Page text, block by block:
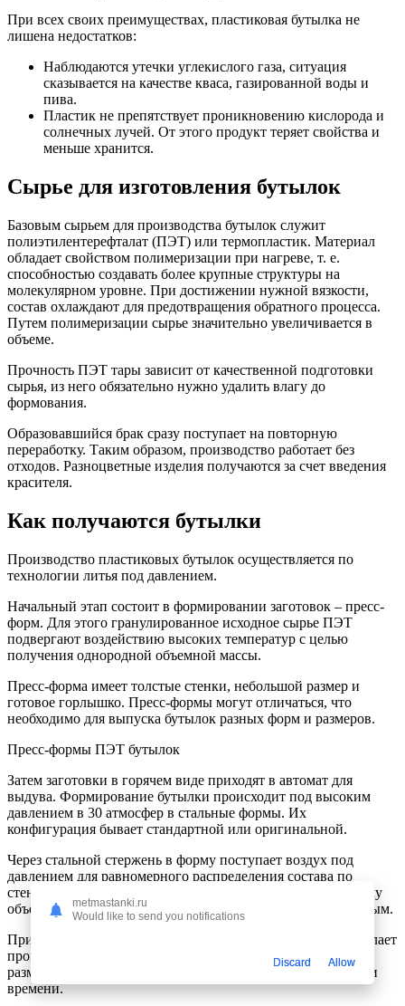
При всех своих преимуществах, пластиковая бутылка не
лишена недостатков:
Наблюдаются утечки углекислого газа, ситуация
сказывается на качестве кваса, газированной воды и
пива.
Пластик не препятствует проникновению кислорода и
солнечных лучей. От этого продукт теряет свойства и
меньше хранится.
Сырье для изготовления бутылок
Базовым сырьем для производства бутылок служит
полиэтилентерефталат (ПЭТ) или термопластик. Материал
обладает свойством полимеризации при нагреве, т. е.
способностью создавать более крупные структуры на
молекулярном уровне. При достижении нужной вязкости,
состав охлаждают для предотвращения обратного процесса.
Путем полимеризации сырье значительно увеличивается в
объеме.
Прочность ПЭТ тары зависит от качественной подготовки
сырья, из него обязательно нужно удалить влагу до
формования.
Образовавшийся брак сразу поступает на повторную
переработку. Таким образом, производство работает без
отходов. Разноцветные изделия получаются за счет введения
красителя.
Как получаются бутылки
Производство пластиковых бутылок осуществляется по
технологии литья под давлением.
Начальный этап состоит в формировании заготовок – пресс-
форм. Для этого гранулированное исходное сырье ПЭТ
подвергают воздействию высоких температур с целью
получения однородной объемной массы.
Пресс-форма имеет толстые стенки, небольшой размер и
готовое горлышко. Пресс-формы могут отличаться, что
необходимо для выпуска бутылок разных форм и размеров.
Пресс-формы ПЭТ бутылок
Затем заготовки в горячем виде приходят в автомат для
выдува. Формирование бутылки происходит под высоким
давлением в 30 атмосфер в стальные формы. Их
конфигурация бывает стандартной или оригинальной.
Через стальной стержень в форму поступает воздух под
давлением для равномерного распределения состава по
стенкам. Важно обеспечить равномерное давление по всему
объему, что происходит, если сделать процесс очень быстрым.
Применение высокого давления для производства тары делает
процесс высокопроизводительным. Бутылка требуемого
размера и формы производится с минимальными затратами
времени.
metmastanki.ru
Would like to send you notifications
Discard Allow